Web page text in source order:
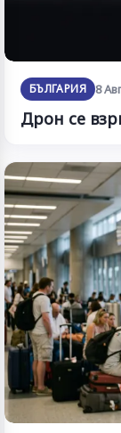
БЪЛГАРИЯ 8
Дрон се